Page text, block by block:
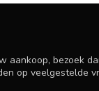
bezoek
op veelgestelde